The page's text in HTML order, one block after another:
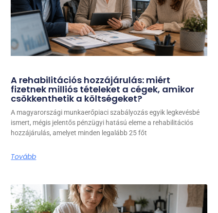
A rehabilitációs hozzájárulás: miért
fizetnek milliós tételeket a cégek, amikor
csökkenthetik a költségeket?
A magyarországi munkaerőpiaci szabályozás egyik legkevésbé
ismert, mégis jelentős pénzügyi hatású eleme a rehabilitációs
hozzájárulás, amelyet minden legalább 25 főt
Tovább